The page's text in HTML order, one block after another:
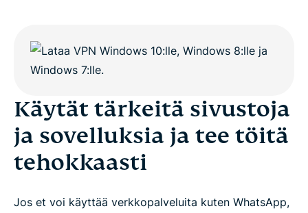
Käytät tärkeitä sivustoja
ja sovelluksia ja tee töitä
tehokkaasti
Jos et voi käyttää verkkopalveluita kuten WhatsApp,